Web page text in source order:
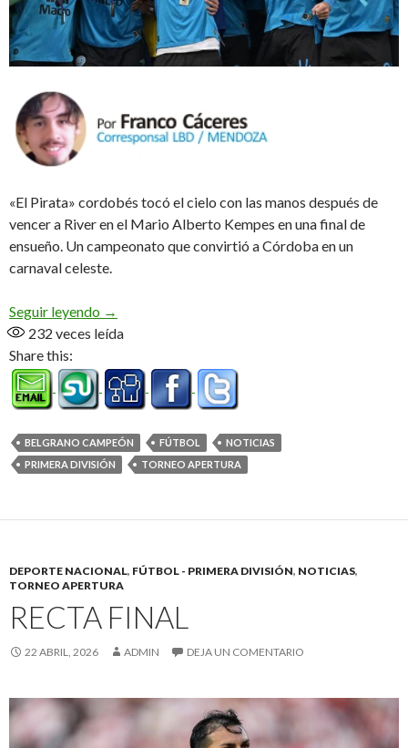
«El Pirata» cordobés tocó el cielo con las manos después de
vencer a River en el Mario Alberto Kempes en una final de
ensueño. Un campeonato que convirtió a Córdoba en un
carnaval celeste.
Seguir leyendo Lo mejor del amor llegó a Alberdi: Belgrano
→
232 veces leída
Share this:
BELGRANO CAMPEÓN FÚTBOL
NOTICIAS
PRIMERA DIVISIÓN
TORNEO APERTURA
DEPORTE NACIONAL, FÚTBOL - PRIMERA DIVISIÓN, NOTICIAS,
TORNEO APERTURA
RECTA FINAL
22 ABRIL, 2026 ADMIN DEJA UN COMENTARIO